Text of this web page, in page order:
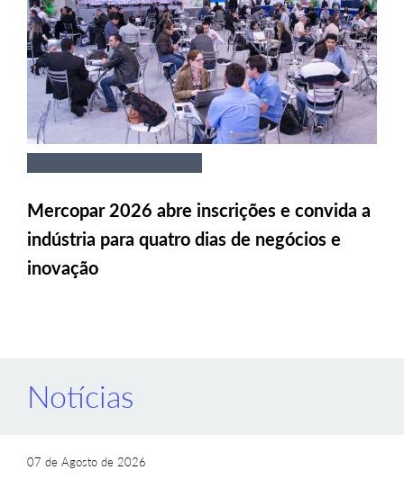
Mercopar 2026 abre inscrições e convida a
indústria para quatro dias de negócios e
inovação
Notícias
07 de Agosto de 2026